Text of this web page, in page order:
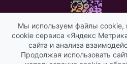
ВКонтакте
Мы используем файлы cookie,
cookie сервиса «Яндекс
сайта и анализа
Продолжая использовать